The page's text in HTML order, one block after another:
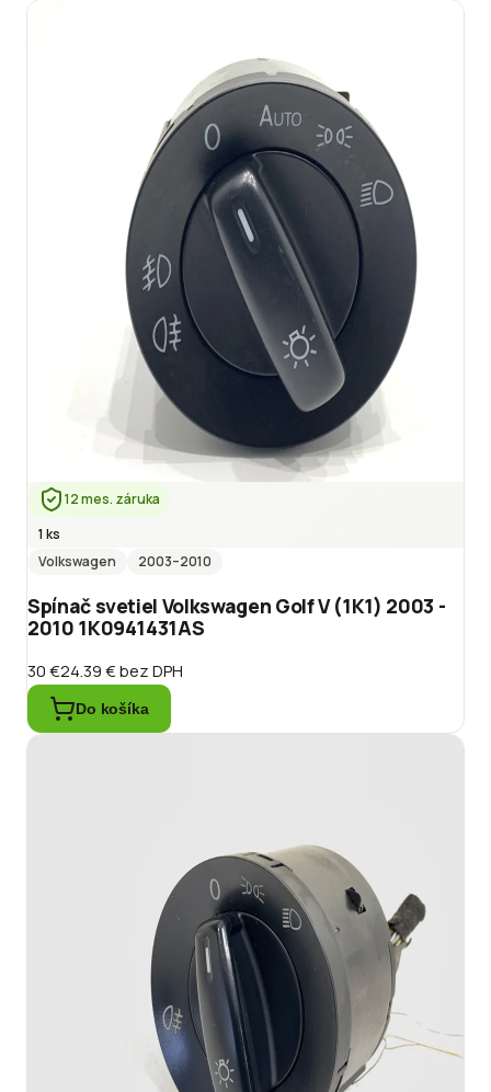
12 mes. záruka
1 ks
Volkswagen
2003–2010
Spínač svetiel Volkswagen Golf V (1K1) 2003 -
2010 1K0941431AS
30 €24.39 €bez DPH
Do košíka